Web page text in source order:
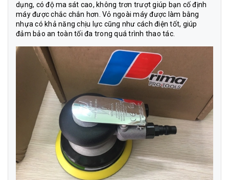
dụng, có độ ma sát cao, không trơn trượt giúp bạn cố định
máy được chắc chắn hơn. Vỏ ngoài máy được làm bằng
nhựa có khả năng chịu lực cũng như cách điện tốt, giúp
đảm bảo an toàn tối đa trong quá trình thao tác.